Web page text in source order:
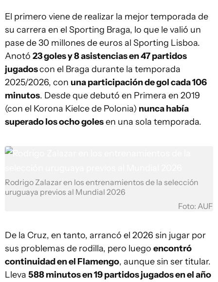
El primero viene de realizar la mejor temporada de
su carrera en el Sporting Braga, lo que le valió un
pase de 30 millones de euros al Sporting Lisboa.
Anotó 23 goles y 8 asistencias en 47 partidos
jugadoscon el Braga durante la temporada
2025/2026, con una participación de gol cada 106
minutos. Desde que debutó en Primera en 2019
(con el Korona Kielce de Polonia) nunca había
superado los ocho golesen una sola temporada.
Rodrigo Zalazar en los entrenamientos de la selección
uruguaya previos al Mundial 2026
Foto: AUF
De la Cruz, en tanto, arrancó el 2026 sin jugar por
sus problemas de rodilla, pero luego encontró
continuidad en el Flamengo, aunque sin ser titular.
Lleva 588 minutos en 19 partidos jugados en el año